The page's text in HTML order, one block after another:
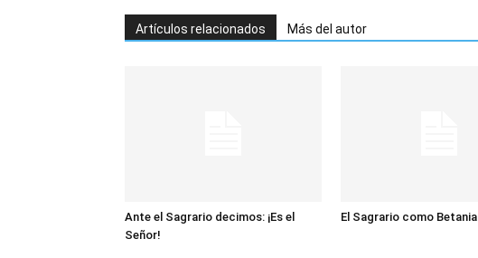
Artículos relacionados Más del autor
Ante el Sagrario decimos: ¡Es el
Señor!
El Sagrario como Betania